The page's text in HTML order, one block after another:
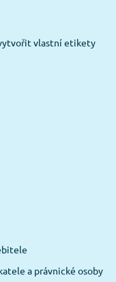
vlastní etikety
a právnické osoby